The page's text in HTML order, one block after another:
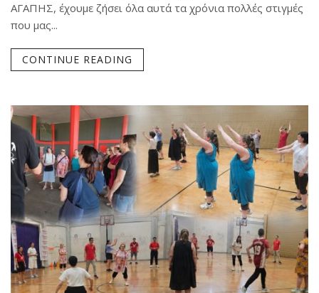
ΑΓΑΠΗΣ, έχουμε ζήσει όλα αυτά τα χρόνια πολλές στιγμές
που μας...
CONTINUE READING